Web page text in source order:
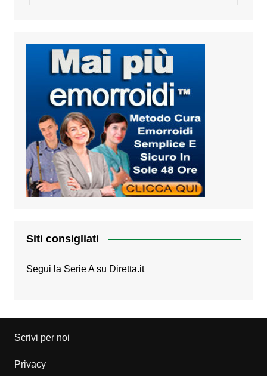
Siti consigliati
Segui la Serie A su Diretta.it
Scrivi per noi
Privacy